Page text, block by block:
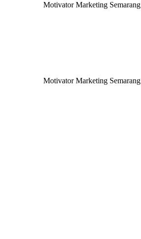
Motivator Marketing Semarang
Motivator Marketing Semarang